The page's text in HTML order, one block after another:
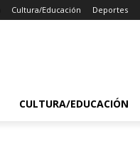
Cultura/Educación Deportes
CULTURA/EDUCACIÓN